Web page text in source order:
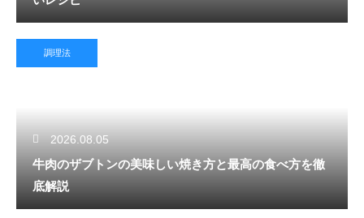
調理法
2026.08.05
牛肉のザブトンの美味しい焼き方と最高の食べ方を徹
底解説